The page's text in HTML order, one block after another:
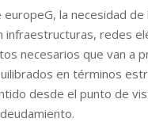
europeG, la necesidad
infraestructuras, redes
necesarios que van a
en términos
desde el punto de